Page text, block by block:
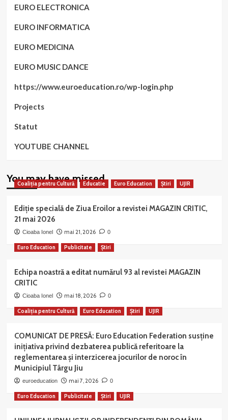
EURO ELECTRONICA
EURO INFORMATICA
EURO MEDICINA
EURO MUSIC DANCE
https://www.euroeducation.ro/wp-login.php
Projects
Statut
YOUTUBE CHANNEL
You may have missed
Coaliția pentru Cultură Educatie Euro Education Știri UJIR
Ediție specială de Ziua Eroilor a revistei MAGAZIN CRITIC,
21 mai 2026
Cioaba Ionel mai 21, 2026 0
Euro Education Publicitate Știri
Echipa noastră a editat numărul 93 al revistei MAGAZIN
CRITIC
Cioaba Ionel mai 18, 2026 0
Coaliția pentru Cultură Euro Education Știri UJIR
COMUNICAT DE PRESĂ: Euro Education Federation susține
inițiativa privind dezbaterea publică referitoare la
reglementarea și interzicerea jocurilor de noroc în
Municipiul Târgu Jiu
euroeducation mai 7, 2026 0
Euro Education Publicitate Știri UJIR